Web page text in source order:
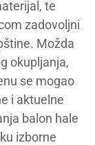
te
zadovoljni
Možda
okupljanja,
se mogao
i aktuelne
balon hale
izborne